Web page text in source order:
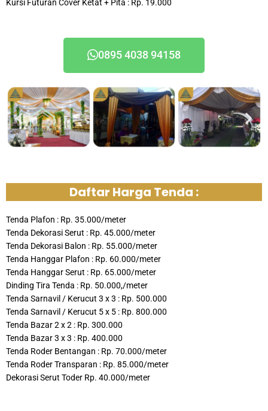
Kursi Futuran Cover Ketat + Pita : Rp. 19.000
0895 4038 94158
Daftar Harga Tenda :
Tenda Plafon : Rp. 35.000/meter
Tenda Dekorasi Serut : Rp. 45.000/meter
Tenda Dekorasi Balon : Rp. 55.000/meter
Tenda Hanggar Plafon : Rp. 60.000/meter
Tenda Hanggar Serut : Rp. 65.000/meter
Dinding Tira Tenda : Rp. 50.000,/meter
Tenda Sarnavil / Kerucut 3 x 3 : Rp. 500.000
Tenda Sarnavil / Kerucut 5 x 5 : Rp. 800.000
Tenda Bazar 2 x 2 : Rp. 300.000
Tenda Bazar 3 x 3 : Rp. 400.000
Tenda Roder Bentangan : Rp. 70.000/meter
Tenda Roder Transparan : Rp. 85.000/meter
Dekorasi Serut Toder Rp. 40.000/meter